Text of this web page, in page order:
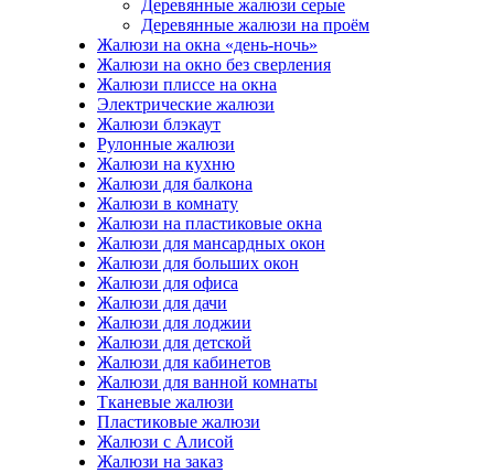
Деревянные жалюзи серые
Деревянные жалюзи на проём
Жалюзи на окна «день-ночь»
Жалюзи на окно без сверления
Жалюзи плиссе на окна
Электрические жалюзи
Жалюзи блэкаут
Рулонные жалюзи
Жалюзи на кухню
Жалюзи для балкона
Жалюзи в комнату
Жалюзи на пластиковые окна
Жалюзи для мансардных окон
Жалюзи для больших окон
Жалюзи для офиса
Жалюзи для дачи
Жалюзи для лоджии
Жалюзи для детской
Жалюзи для кабинетов
Жалюзи для ванной комнаты
Тканевые жалюзи
Пластиковые жалюзи
Жалюзи с Алисой
Жалюзи на заказ